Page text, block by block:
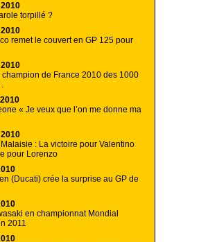
torpillé ?
remet le couvert en GP 125 pour
champion de France 2010 des 1000
« Je veux que l’on me donne ma
Malaisie : La victoire pour Valentino
pour Lorenzo
(Ducati) crée la surprise au GP de
en championnat Mondial
2011